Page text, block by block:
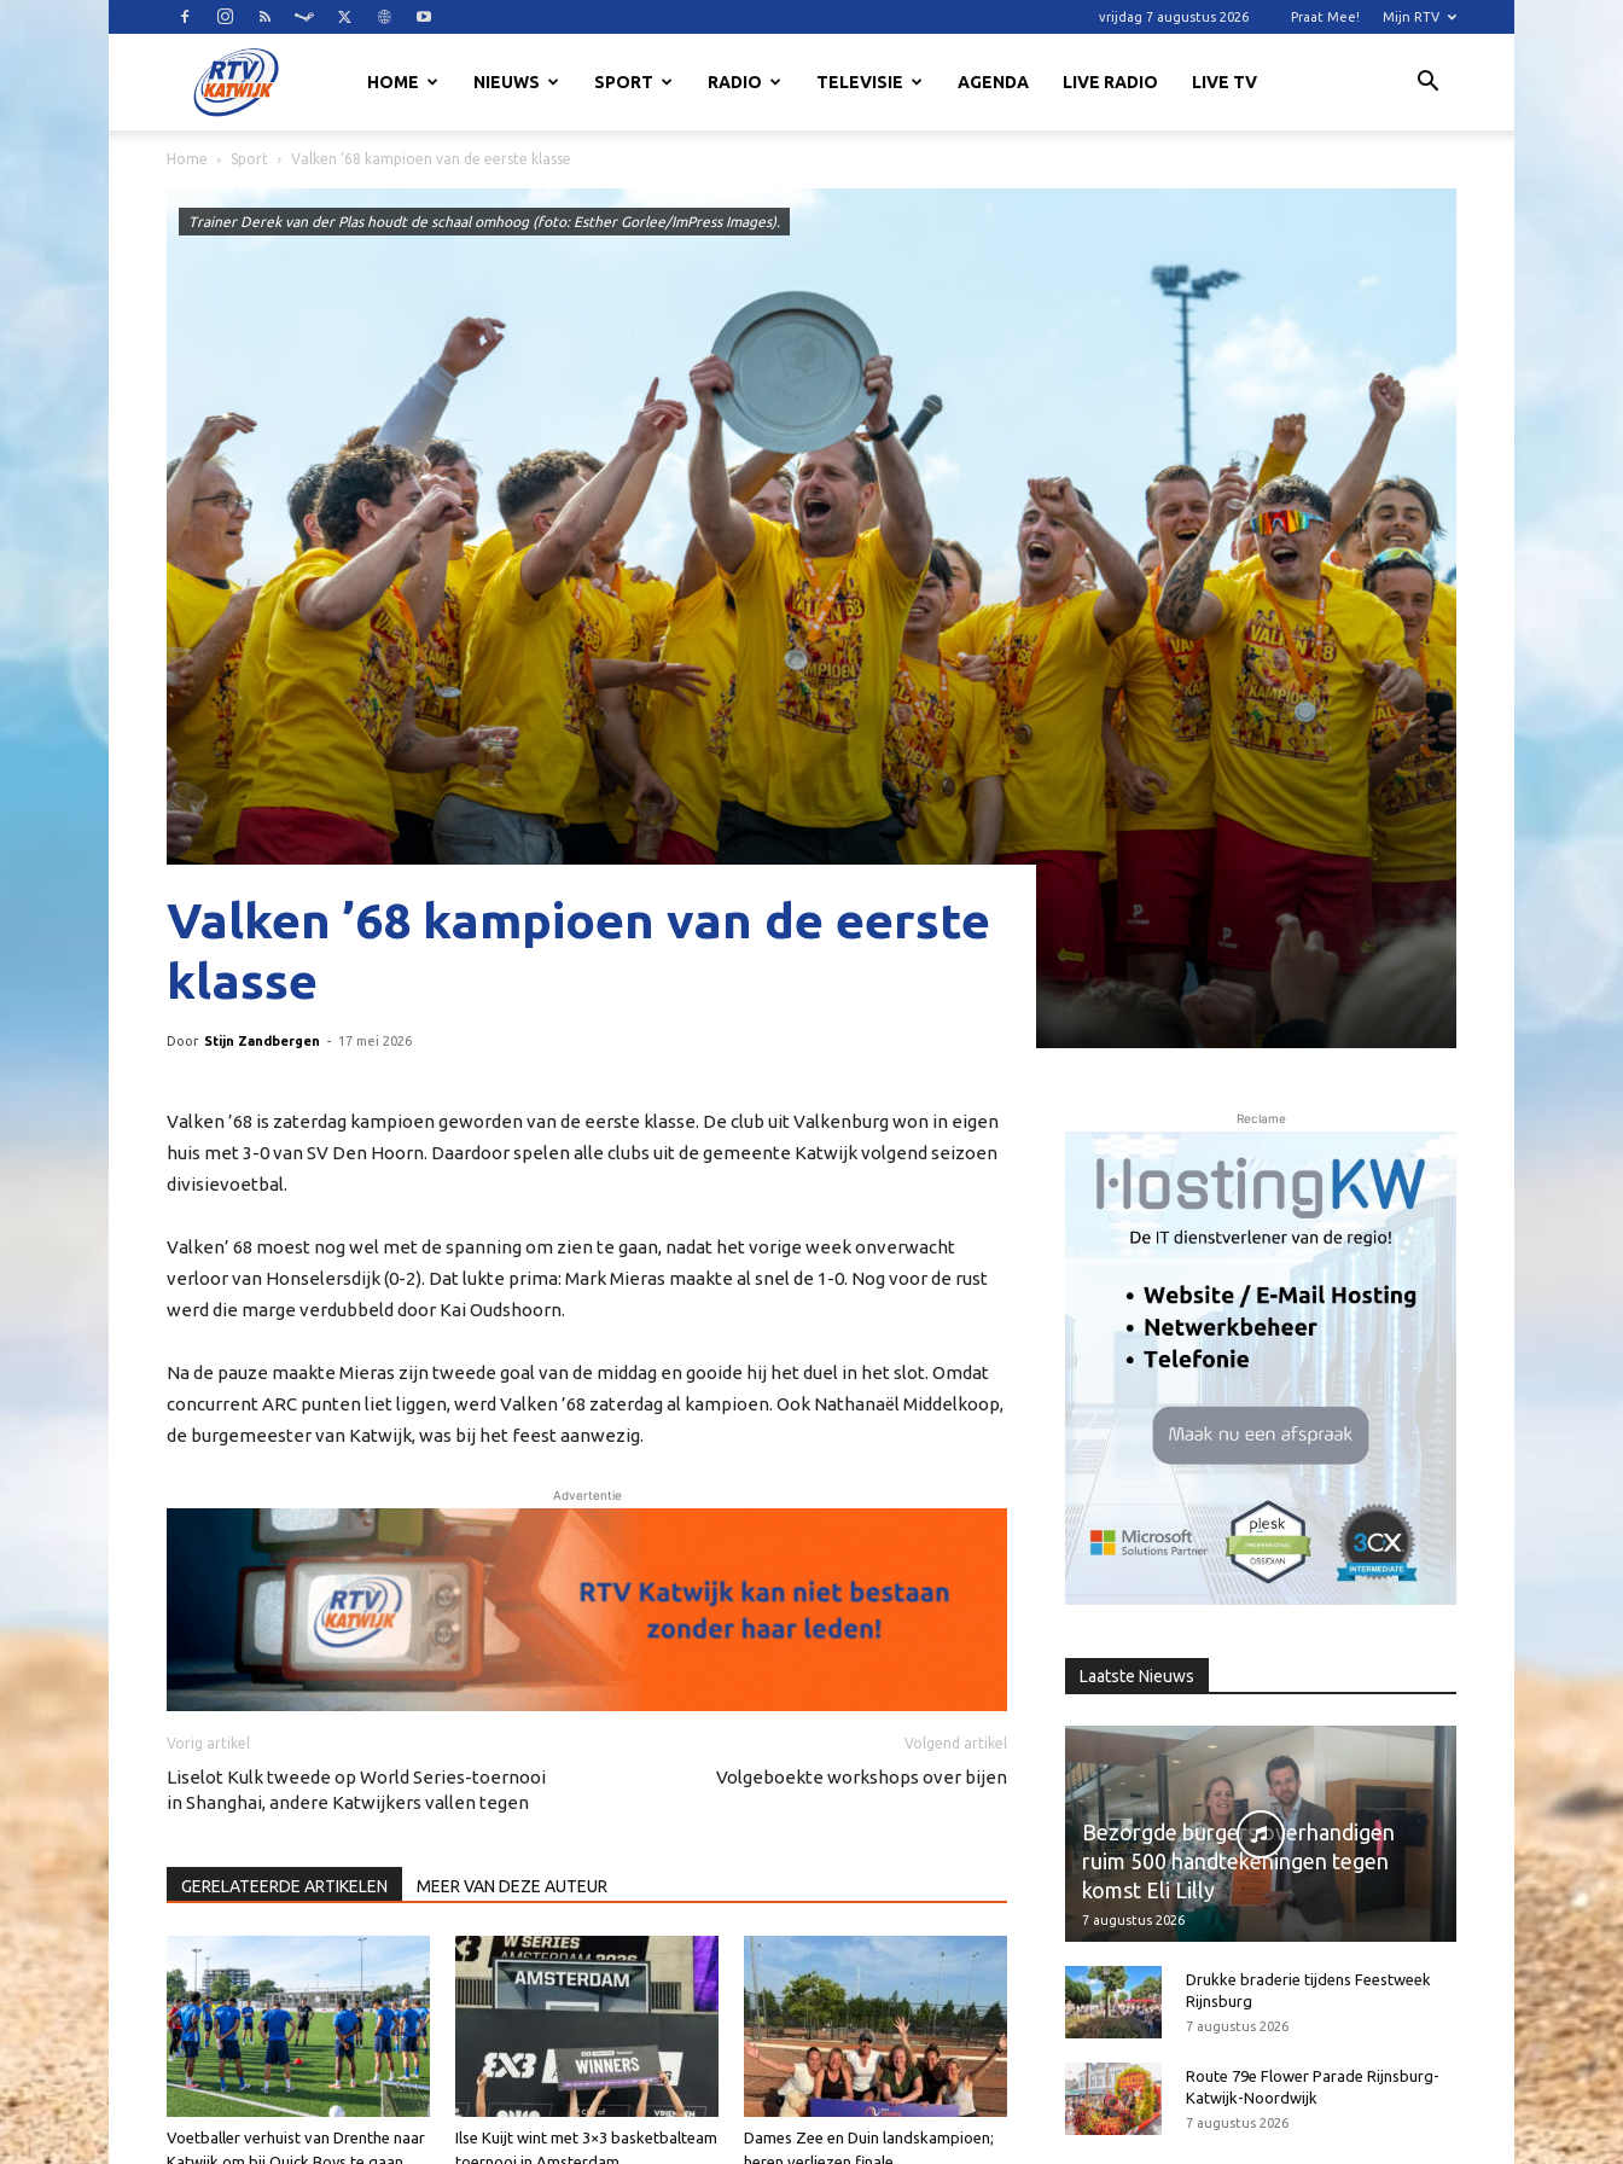
vrijdag 7 augustus 2026 Praat Mee! Mijn RTV
HOME NIEUWS SPORT RADIO TELEVISIE AGENDA LIVE RADIO LIVE TV
Home Sport Valken ’68 kampioen van de eerste klasse
Trainer Derek van der Plas houdt de schaal omhoog (foto: Esther Gorlee/ImPress Images).
Valken ’68 kampioen van de eerste
klasse
Door Stijn Zandbergen - 17 mei 2026
Valken ’68 is zaterdag kampioen geworden van de eerste klasse. De club uit Valkenburg won in eigen
huis met 3-0 van SV Den Hoorn. Daardoor spelen alle clubs uit de gemeente Katwijk volgend seizoen
divisievoetbal.
Valken’ 68 moest nog wel met de spanning om zien te gaan, nadat het vorige week onverwacht
verloor van Honselersdijk (0-2). Dat lukte prima: Mark Mieras maakte al snel de 1-0. Nog voor de rust
werd die marge verdubbeld door Kai Oudshoorn.
Na de pauze maakte Mieras zijn tweede goal van de middag en gooide hij het duel in het slot. Omdat
concurrent ARC punten liet liggen, werd Valken ’68 zaterdag al kampioen. Ook Nathanaël Middelkoop,
de burgemeester van Katwijk, was bij het feest aanwezig.
Advertentie
Vorig artikel
Liselot Kulk tweede op World Series-toernooi
in Shanghai, andere Katwijkers vallen tegen
Volgend artikel
Volgeboekte workshops over bijen
GERELATEERDE ARTIKELEN MEER VAN DEZE AUTEUR
Voetballer verhuist van Drenthe naar
Ilse Kuijt wint met 3×3 basketbalteam
Dames Zee en Duin landskampioen;
Reclame
Laatste Nieuws
Bezorgde burgers overhandigen
ruim 500 handtekeningen tegen
komst Eli Lilly
7 augustus 2026
Drukke braderie tijdens Feestweek
Rijnsburg
7 augustus 2026
Route 79e Flower Parade Rijnsburg-
Katwijk-Noordwijk
7 augustus 2026